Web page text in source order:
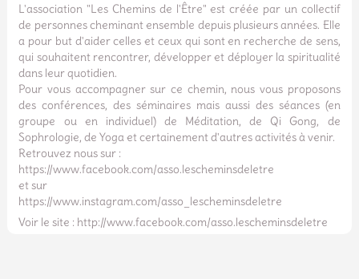
L'association "Les Chemins de l'Être" est créée par un collectif
de personnes cheminant ensemble depuis plusieurs années. Elle
a pour but d'aider celles et ceux qui sont en recherche de sens,
qui souhaitent rencontrer, développer et déployer la spiritualité
dans leur quotidien.
Pour vous accompagner sur ce chemin, nous vous proposons
des conférences, des séminaires mais aussi des séances (en
groupe ou en individuel) de Méditation, de Qi Gong, de
Sophrologie, de Yoga et certainement d'autres activités à venir.
Retrouvez nous sur :
https://www.facebook.com/asso.lescheminsdeletre
et sur
https://www.instagram.com/asso_lescheminsdeletre
Voir le site : http://www.facebook.com/asso.lescheminsdeletre